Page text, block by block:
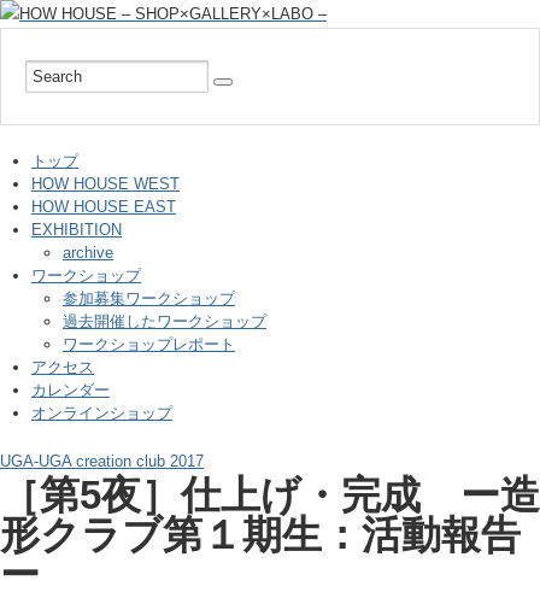
トップ
HOW HOUSE WEST
HOW HOUSE EAST
EXHIBITION
archive
ワークショップ
参加募集ワークショップ
過去開催したワークショップ
ワークショップレポート
アクセス
カレンダー
オンラインショップ
UGA-UGA creation club 2017
［第5夜］仕上げ・完成 ー造
形クラブ第１期生：活動報告
ー